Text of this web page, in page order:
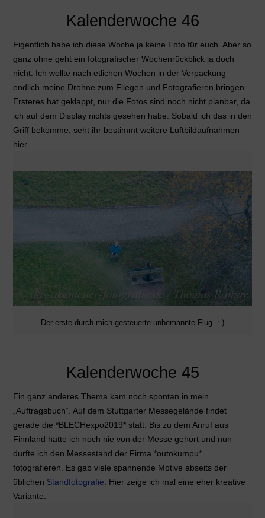
Kalenderwoche 46
Eigentlich habe ich diese Woche ja keine Foto für euch. Aber so
ganz ohne geht ein fotografischer Wochenrückblick ja doch
nicht. Ich wollte nach etlichen Wochen in der Verpackung
endlich meine Drohne zum Fliegen und Fotografieren bringen.
Ersteres hat geklappt, nur die Fotos sind noch nicht planbar, da
ich auf dem Display nichts gesehen habe. Sobald ich das in den
Griff bekomme, seht ihr bestimmt weitere Luftbildaufnahmen
hier.
Der erste durch mich gesteuerte unbemannte Flug. :-)
Kalenderwoche 45
Ein ganz anderes Thema kam noch spontan in mein
„Auftragsbuch“. Auf dem Stuttgarter Messegelände findet
gerade die *BLECHexpo2019* statt. Bis zu dem Anruf aus
Finnland hatte ich noch nie von der Messe gehört und nun
durfte ich den Messestand der Firma *outokumpu*
fotografieren. Es gab viele spannende Motive abseits der
üblichen Standfotografie . Hier zeige ich mal eine eher kreative
Variante.